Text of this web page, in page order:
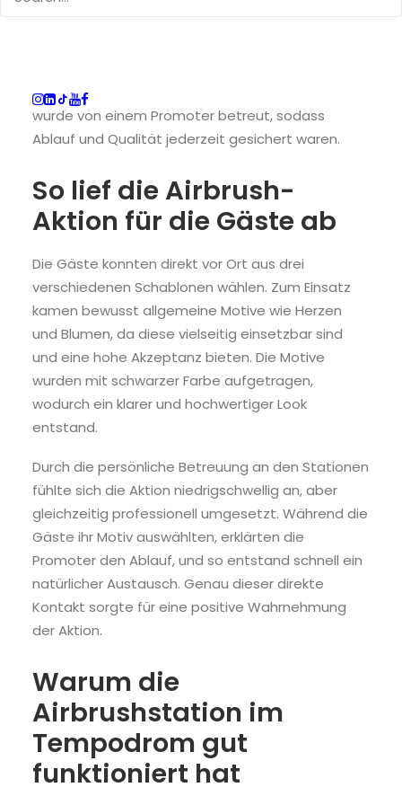
Gäste aktiv eingebunden werden. Jede Station
wurde von einem Promoter betreut, sodass
Ablauf und Qualität jederzeit gesichert waren.
So lief die Airbrush-
Aktion für die Gäste ab
Die Gäste konnten direkt vor Ort aus drei
verschiedenen Schablonen wählen. Zum Einsatz
kamen bewusst allgemeine Motive wie Herzen
und Blumen, da diese vielseitig einsetzbar sind
und eine hohe Akzeptanz bieten. Die Motive
wurden mit schwarzer Farbe aufgetragen,
wodurch ein klarer und hochwertiger Look
entstand.
Durch die persönliche Betreuung an den Stationen
fühlte sich die Aktion niedrigschwellig an, aber
gleichzeitig professionell umgesetzt. Während die
Gäste ihr Motiv auswählten, erklärten die
Promoter den Ablauf, und so entstand schnell ein
natürlicher Austausch. Genau dieser direkte
Kontakt sorgte für eine positive Wahrnehmung
der Aktion.
Warum die
Airbrushstation im
Tempodrom gut
funktioniert hat